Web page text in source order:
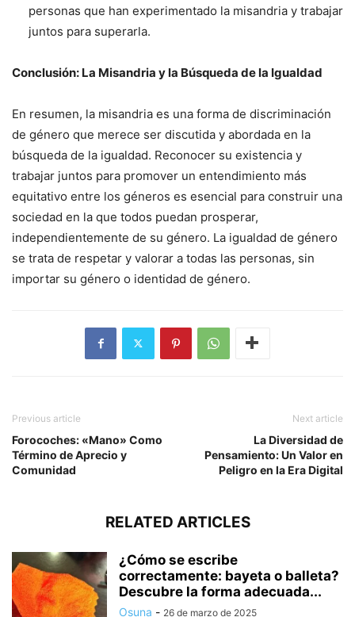
personas que han experimentado la misandria y trabajar
juntos para superarla.
Conclusión: La Misandria y la Búsqueda de la Igualdad
En resumen, la misandria es una forma de discriminación
de género que merece ser discutida y abordada en la
búsqueda de la igualdad. Reconocer su existencia y
trabajar juntos para promover un entendimiento más
equitativo entre los géneros es esencial para construir una
sociedad en la que todos puedan prosperar,
independientemente de su género. La igualdad de género
se trata de respetar y valorar a todas las personas, sin
importar su género o identidad de género.
Previous article
Forocoches: «Mano» Como
Término de Aprecio y
Comunidad
Next article
La Diversidad de
Pensamiento: Un Valor en
Peligro en la Era Digital
RELATED ARTICLES
¿Cómo se escribe
correctamente: bayeta o balleta?
Descubre la forma adecuada...
Osuna - 26 de marzo de 2025